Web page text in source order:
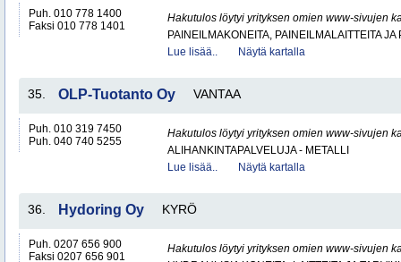
Puh. 010 778 1400
Faksi 010 778 1401
Hakutulos löytyi yrityksen omien www-sivujen
PAINEILMAKONEITA, PAINEILMALAITTEITA
Lue lisää..
Näytä kartalla
35. OLP-Tuotanto Oy VANTAA
Puh. 010 319 7450
Puh. 040 740 5255
Hakutulos löytyi yrityksen omien www-sivujen
ALIHANKINTAPALVELUJA - METALLI
Lue lisää..
Näytä kartalla
36. Hydoring Oy KYRÖ
Puh. 0207 656 900
Faksi 0207 656 901
Hakutulos löytyi yrityksen omien www-sivujen